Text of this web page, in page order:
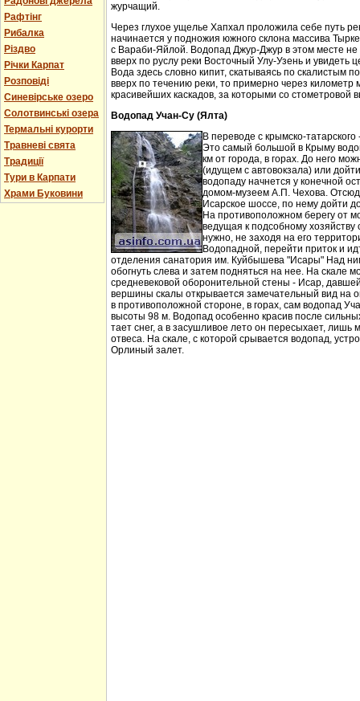
Рафтінг
Рибалка
Різдво
Річки Карпат
Розповіді
Синевірське озеро
Солотвинські озера
Термальні курорти
Травневі свята
Традиції
Тури в Карпати
Храми Буковини
журчащий.
Через глухое ущелье Хапхал проложила себе путь
начинается у подножия южного склона массива
с Вараби-Яйлой. Водопад Джур-Джур в этом месте
вверх по руслу реки Восточный Улу-Узень и увидеть
Вода здесь словно кипит, скатываясь по скалистым
вверх по течению реки, то примерно через километр
красивейших каскадов, за которыми со стометровой
Водопад Учан-Су (Ялта)
В переводе с крымско-
Это самый большой в Крыму
км от города, в горах. До него
(идущем с автовокзала) или
водопаду начнется у конечной
домом-музеем А.П. Чехова.
Исарское шоссе, по нему дойти
На противоположном берегу от
ведущая к подсобному
нужно, не заходя на его
Водопадной, перейти приток и
отделения санатория им. Куйбышева "Исары" Над
обогнуть слева и затем подняться на нее. На скале
средневековой оборонительной стены - Исар,
вершины скалы открывается замечательный вид на
в противоположной стороне, в горах, сам водопад
высоты 98 м. Водопад особенно красив после
тает снег, а в засушливое лето он пересыхает, лишь
отвеса. На скале, с которой срывается водопад,
Орлиный залет.